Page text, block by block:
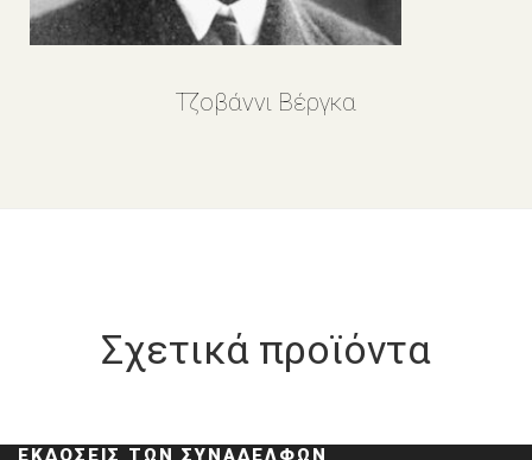
Τζοβάννι Βέργκα
Σχετικά προϊόντα
ΕΚΔΌΣΕΙΣ ΤΩΝ ΣΥΝΑΔΈΛΦΩΝ